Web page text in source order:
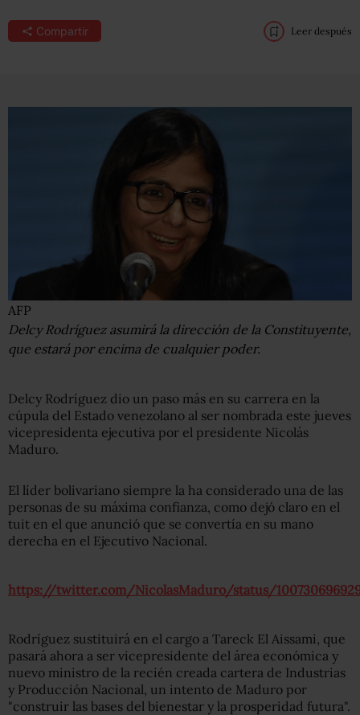
Compartir Leer después
AFP
Delcy Rodríguez asumirá la dirección de la Constituyente,
que estará por encima de cualquier poder.
Delcy Rodríguez dio un paso más en su carrera en la
cúpula del Estado venezolano al ser nombrada este jueves
vicepresidenta ejecutiva por el presidente Nicolás
Maduro.
El líder bolivariano siempre la ha considerado una de las
personas de su máxima confianza, como dejó claro en el
tuit en el que anunció que se convertía en su mano
derecha en el Ejecutivo Nacional.
https://twitter.com/NicolasMaduro/status/
Rodríguez sustituirá en el cargo a Tareck El Aissami, que
pasará ahora a ser vicepresidente del área económica y
nuevo ministro de la recién creada cartera de Industrias
y Producción Nacional, un intento de Maduro por
"construir las bases del bienestar y la prosperidad futura".